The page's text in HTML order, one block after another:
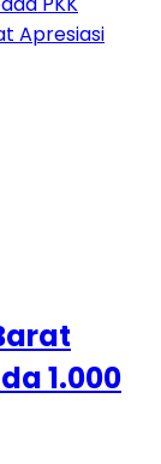
Apresiasi
1.000